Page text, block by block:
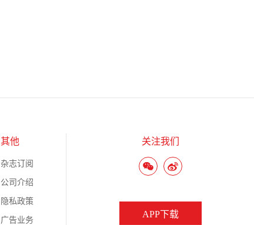
其他
杂志订阅
公司介绍
隐私政策
广告业务
关注我们
APP下载